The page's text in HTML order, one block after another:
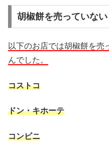
胡椒餅を売っていな
以下のお店では胡椒餅を売
んでした。
コストコ
ドン・キホーテ
コンビニ